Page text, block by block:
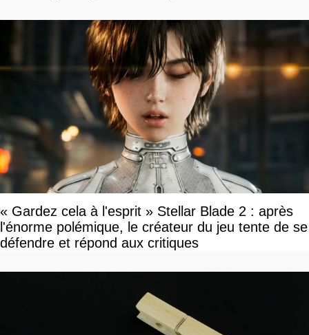
« Gardez cela à l'esprit » Stellar Blade 2 : après
l'énorme polémique, le créateur du jeu tente de se
défendre et répond aux critiques